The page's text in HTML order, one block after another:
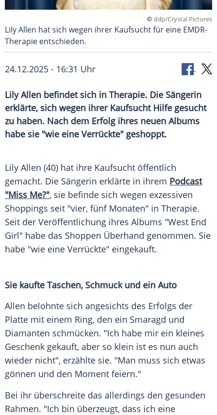
©ddp/Crystal Pictures
Lily Allen hat sich wegen ihrer Kaufsucht für eine EMDR-
Therapie entschieden.
24.12.2025 - 16:31 Uhr
Lily Allen befindet sich in Therapie. Die Sängerin
erklärte, sich wegen ihrer Kaufsucht Hilfe gesucht
zu haben. Nach dem Erfolg ihres neuen Albums
habe sie "wie eine Verrückte" geshoppt.
Lily Allen (40) hat ihre Kaufsucht öffentlich
gemacht. Die Sängerin erklärte in ihrem Podcast
"Miss Me?", sie befinde sich wegen exzessiven
Shoppings seit "vier, fünf Monaten" in Therapie.
Seit der Veröffentlichung ihres Albums "West End
Girl" habe das Shoppen Überhand genommen. Sie
habe "wie eine Verrückte" eingekauft.
Sie kaufte Taschen, Schmuck und ein Auto
Allen belohnte sich angesichts des Erfolgs der
Platte mit einem Ring, den ein Smaragd und
Diamanten schmücken. "Ich habe mir ein kleines
Geschenk gekauft, aber so klein ist es nun auch
wieder nicht", erzählte sie. "Man muss sich etwas
gönnen und den Moment feiern."
Bei ihr überschreite das allerdings den gesunden
Rahmen. "Ich bin überzeugt, dass ich eine